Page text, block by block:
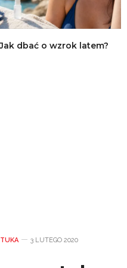
Jak dbać o wzrok latem?
3 LUTEGO 2020